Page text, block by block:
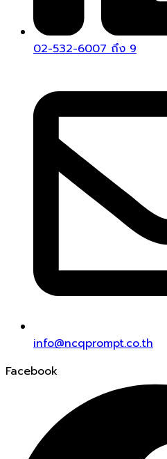
02-532-6007 ถึง 9
info@ncqprompt.co.th
Facebook